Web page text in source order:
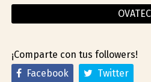
OVATEC
¡Comparte con tus followers!
Facebook
Twitter